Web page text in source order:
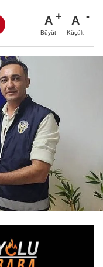
A
Büyüt
A
Küçült